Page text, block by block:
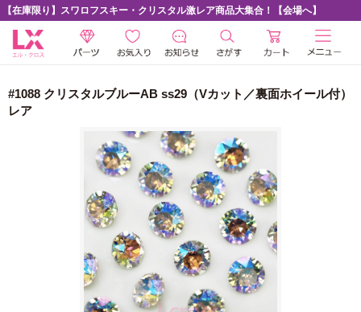
【在庫限り】スワロフスキー・クリスタル激レア商品大集合！【会場へ】
#1088 クリスタルブルーAB ss29（Vカット／裏面ホイール付）
レア